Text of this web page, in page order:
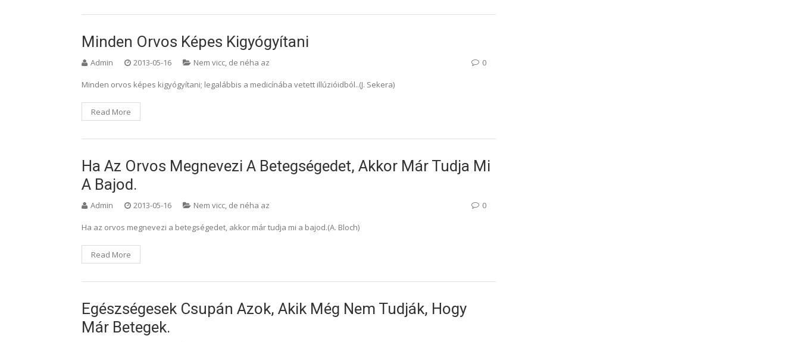
Minden Orvos Képes Kigyógyítani
Admin 2013-05-16 Nem vicc, de néha az 0
Minden orvos képes kigyógyítani; legalábbis a medicínába vetett illúzióidból..(J. Sekera)
Read More
Ha Az Orvos Megnevezi A Betegségedet, Akkor Már Tudja Mi
A Bajod.
Admin 2013-05-16 Nem vicc, de néha az 0
Ha az orvos megnevezi a betegségedet, akkor már tudja mi a bajod.(A. Bloch)
Read More
Egészségesek Csupán Azok, Akik Még Nem Tudják, Hogy
Már Betegek.